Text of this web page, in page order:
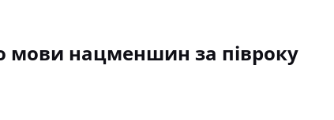
мови нацменшин за півроку